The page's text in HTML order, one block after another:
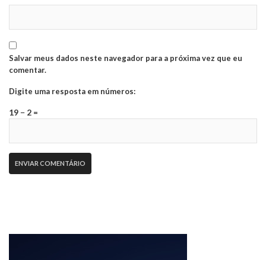
Salvar meus dados neste navegador para a próxima vez que eu
comentar.
Digite uma resposta em números:
19 − 2 =